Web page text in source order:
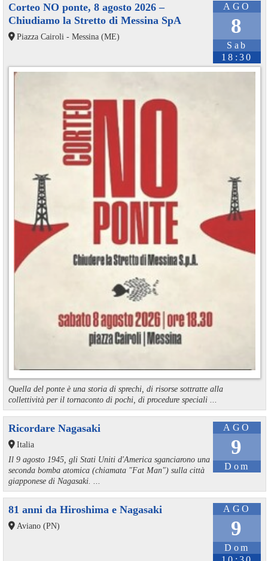
AGO
8
Sab
18:30
Corteo NO ponte, 8 agosto 2026 –
Chiudiamo la Stretto di Messina SpA
Piazza Cairoli - Messina (ME)
Quella del ponte è una storia di sprechi, di risorse sottratte alla
collettività per il tornaconto di pochi, di procedure speciali ...
AGO
9
Dom
Ricordare Nagasaki
Italia
Il 9 agosto 1945, gli Stati Uniti d'America sganciarono una
seconda bomba atomica (chiamata "Fat Man") sulla città
giapponese di Nagasaki. ...
AGO
9
Dom
81 anni da Hiroshima e Nagasaki
Aviano (PN)